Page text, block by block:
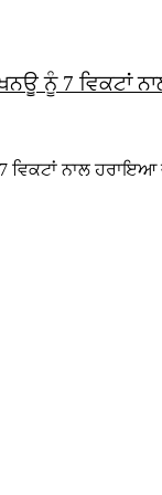
ਨੂੰ 7 ਵਿਕਟਾਂ
ਵਿਕਟਾਂ ਨਾਲ ਹਰਾਇਆ